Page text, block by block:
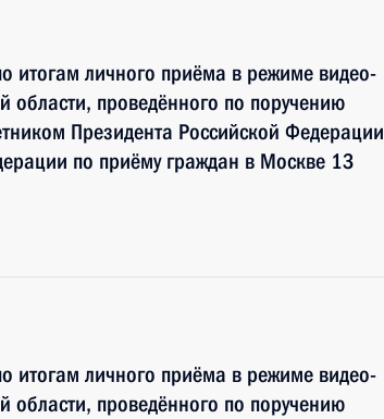
итогам личного приёма в режиме видео-
проведённого по поручению
Президента Российской Федерации
по приёму граждан в Москве 13
итогам личного приёма в режиме видео-
проведённого по поручению